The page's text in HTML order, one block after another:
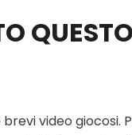
video giocosi.